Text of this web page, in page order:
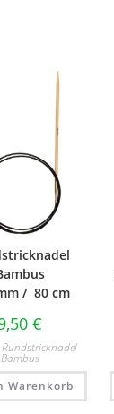
/ 80 cm
€
Rundstricknadel
Bambus
Warenkorb